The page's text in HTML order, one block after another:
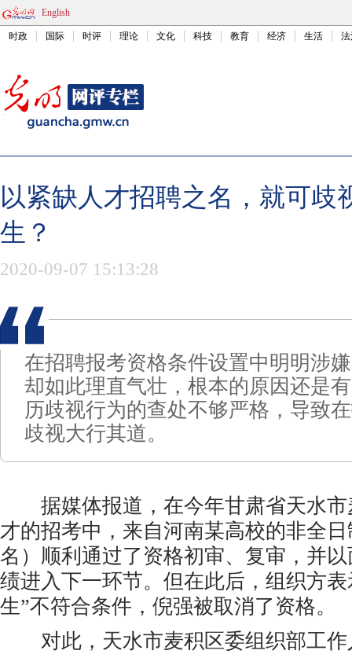
English
时政 国际 时评 理论 文化 科技 教育 经济 生活
以紧缺人才招聘之名，就可歧
生？
2020-09-07 15:13:28
在招聘报考资格条件设置中明明涉
却如此理直气壮，根本的原因还是
历歧视行为的查处不够严格，导致
歧视大行其道。
据媒体报道，在今年甘肃省天水市
才的招考中，来自河南某高校的非全
名）顺利通过了资格初审、复审，并
绩进入下一环节。但在此后，组织方
生”不符合条件，倪强被取消了资格。
对此，天水市麦积区委组织部工作